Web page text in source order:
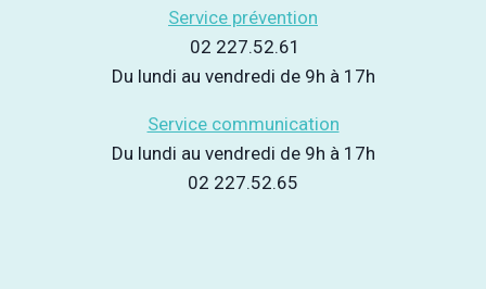
Service prévention
02 227.52.61
Du lundi au vendredi de 9h à 17h
Service communication
Du lundi au vendredi de 9h à 17h
02 227.52.65